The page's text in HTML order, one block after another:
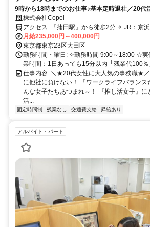
9時から18時までのお仕事♪基本定時退社／20代
ちかのきれいなオフィス
株式会社Copel
アクセス: 『蒲田駅』から徒歩2分 ✧ JR：京浜東北線 ✧ 東急池上線 ✧
東急多摩川線
月給235,000円～400,000円
東京都東京23区大田区
勤務時間・曜日: ✧勤務時間 9:00～18:00 ☆
業時間：1日あっても15分以内 └残業代100
仕事内容: ＼★20代女性に大人気の事務職★
に他社に負けない！ 「ワークライフバランス
んな女子たちあつまれ～！ 『推し活女子』に
活...
固定時間制 残業なし 交通費支給 昇給あり
アルバイト・パート